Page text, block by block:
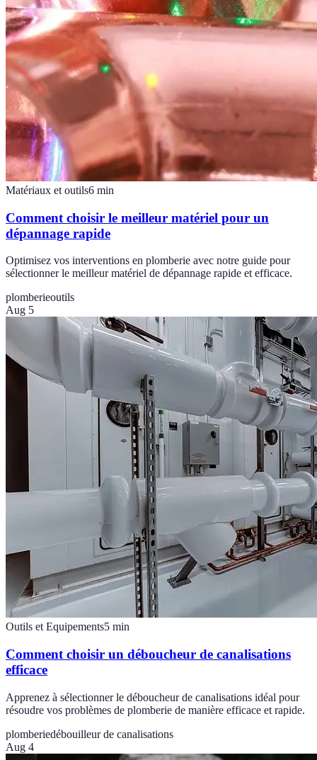
Matériaux et outils6 min
Comment choisir le meilleur matériel pour un
dépannage rapide
Optimisez vos interventions en plomberie avec notre guide pour
sélectionner le meilleur matériel de dépannage rapide et efficace.
plomberieoutils
Aug 5
Outils et Equipements5 min
Comment choisir un déboucheur de canalisations
efficace
Apprenez à sélectionner le déboucheur de canalisations idéal pour
résoudre vos problèmes de plomberie de manière efficace et rapide.
plomberiedébouilleur de canalisations
Aug 4